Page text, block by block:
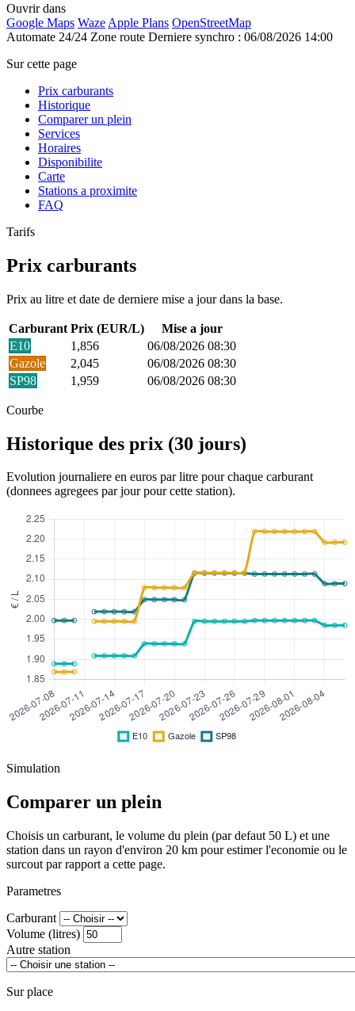
Ouvrir dans
Google Maps Waze Apple Plans OpenStreetMap
Automate 24/24 Zone route Derniere synchro : 06/08/2026 14:00
Sur cette page
Prix carburants
Historique
Comparer un plein
Services
Horaires
Disponibilite
Carte
Stations a proximite
FAQ
Tarifs
Prix carburants
Prix au litre et date de derniere mise a jour dans la base.
Carburant Prix (EUR/L)
Mise a jour
E10
1,856
06/08/2026 08:30
Gazole
2,045
06/08/2026 08:30
SP98
1,959 06/08/2026 08:30
Courbe
Historique des prix (30 jours)
Evolution journaliere en euros par litre pour chaque carburant
(donnees agregees par jour pour cette station).
Simulation
Comparer un plein
Choisis un carburant, le volume du plein (par defaut 50 L) et une
station dans un rayon d'environ 20 km pour estimer l'economie ou le
surcout par rapport a cette page.
Parametres
Carburant
Volume (litres)
Autre station
Sur place